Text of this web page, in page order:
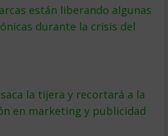
están liberando algunas
durante la crisis del
la tijera y recortará a la
en marketing y publicidad